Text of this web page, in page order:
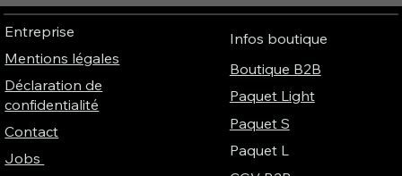
Entreprise
Mentions légales
Déclaration de
confidentialité
Contact
Jobs
Infos boutique
Boutique B2B
Paquet Light
Paquet S
Paquet L